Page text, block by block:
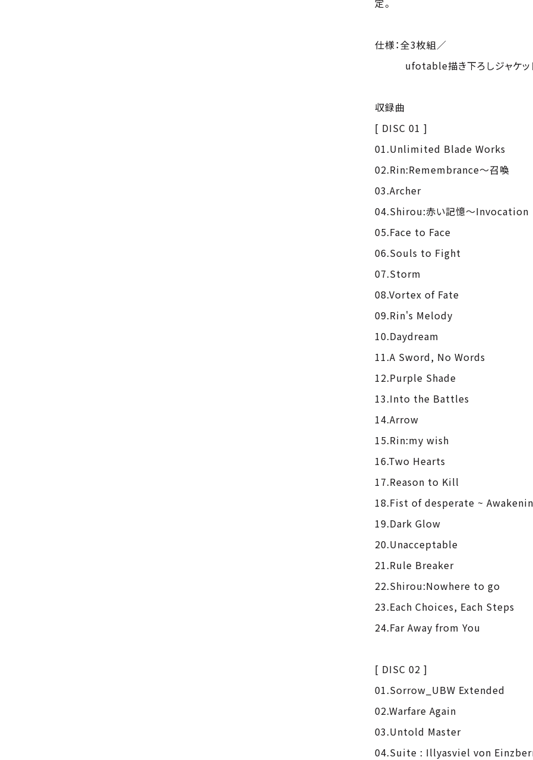
仕様：全3枚組／
ufotable描き下ろしジャケッ
収録曲
[ DISC 01 ]
01.Unlimited Blade Works
02.Rin:Remembrance～召喚
03.Archer
04.Shirou:赤い記憶～Invocation
05.Face to Face
06.Souls to Fight
07.Storm
08.Vortex of Fate
09.Rin's Melody
10.Daydream
11.A Sword, No Words
12.Purple Shade
13.Into the Battles
14.Arrow
15.Rin:my wish
16.Two Hearts
17.Reason to Kill
18.Fist of desperate ~
19.Dark Glow
20.Unacceptable
21.Rule Breaker
22.Shirou:Nowhere to go
23.Each Choices, Each Steps
24.Far Away from You
[ DISC 02 ]
01.Sorrow_UBW Extended
02.Warfare Again
03.Untold Master
04.Suite : Illyasviel von